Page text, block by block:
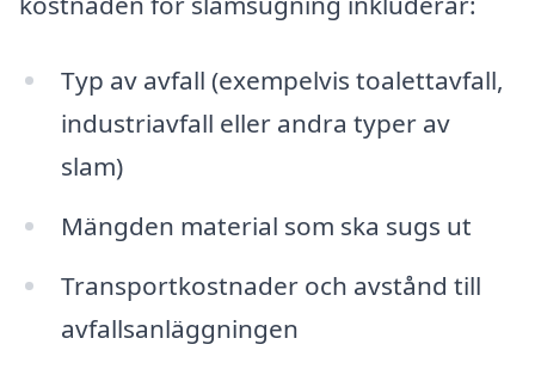
Typ av avfall (exempelvis toalettavfall,
industriavfall eller andra typer av
slam)
Mängden material som ska sugs ut
Transportkostnader och avstånd till
avfallsanläggningen